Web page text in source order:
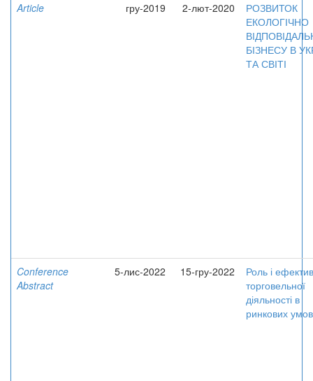
Article гру-2019 2-лют-2020
РОЗВИТОК
ЕКОЛОГІЧНО
БІЗНЕСУ В
ТА СВІТІ
Conference
Abstract
5-лис-2022 15-гру-2022
Роль і
торговельної
діяльності в
ринкових